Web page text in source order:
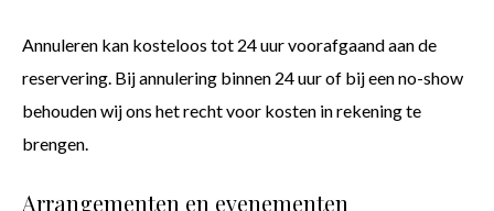
Annuleren kan kosteloos tot 24 uur voorafgaand aan de
reservering. Bij annulering binnen 24 uur of bij een no-show
behouden wij ons het recht voor kosten in rekening te
brengen.
Arrangementen en evenementen